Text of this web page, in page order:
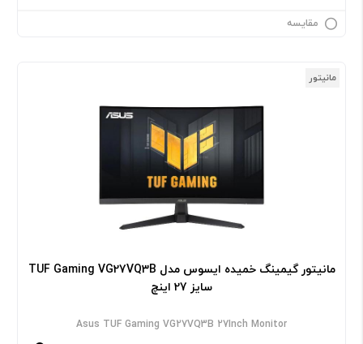
مقایسه
مانیتور
مانیتور گیمینگ خمیده ایسوس مدل TUF Gaming VG27VQ3B
سایز 27 اینچ
Asus TUF Gaming VG27VQ3B 27Inch Monitor